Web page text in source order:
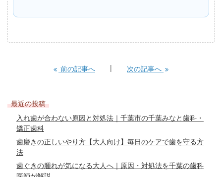
前の記事へ 次の記事へ
最近の投稿
入れ歯が合わない原因と対処法｜千葉市の千葉みなと歯科・
矯正歯科
歯磨きの正しいやり方【大人向け】毎日のケアで歯を守る方
法
歯ぐきの腫れが気になる大人へ｜原因・対処法を千葉の歯科